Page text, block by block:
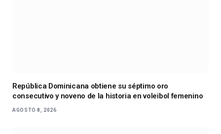
República Dominicana obtiene su séptimo oro
consecutivo y noveno de la historia en voleibol femenino
AGOSTO 8, 2026